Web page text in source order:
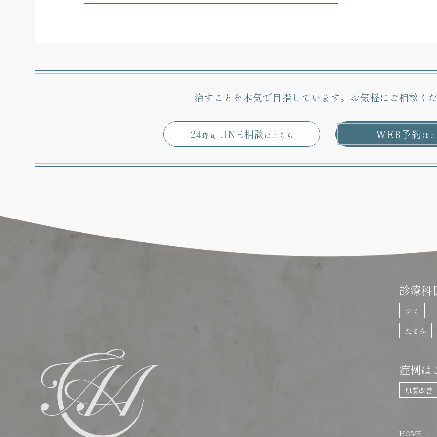
治すことを本気で目指しています。 お気軽にご相談くだ
24時間LINE相談 はこちら WEB予約 は
診療科
シミ
たるみ
症例は
肌質改善
HOME